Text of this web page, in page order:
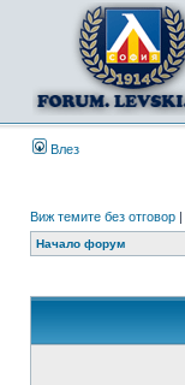
Влез
Виж темите без отговор |
Начало форум